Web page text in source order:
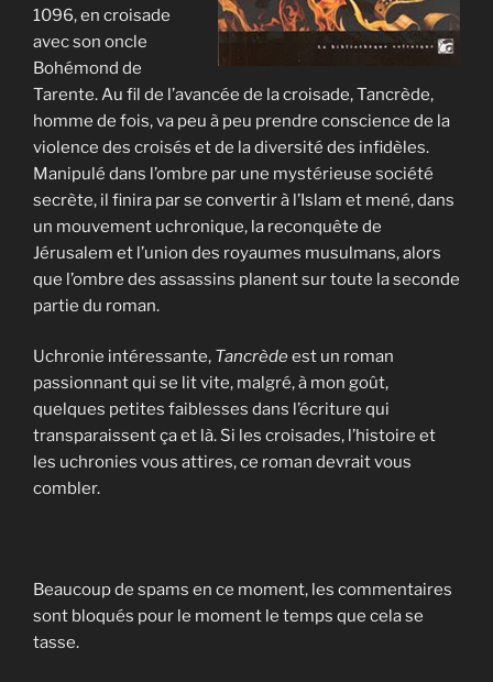
1096, en croisade
avec son oncle
Bohémond de
Tarente. Au fil de l’avancée de la croisade, Tancrède,
homme de fois, va peu à peu prendre conscience de la
violence des croisés et de la diversité des infidèles.
Manipulé dans l’ombre par une mystérieuse société
secrète, il finira par se convertir à l’Islam et mené, dans
un mouvement uchronique, la reconquête de
Jérusalem et l’union des royaumes musulmans, alors
que l’ombre des assassins planent sur toute la seconde
partie du roman.
Uchronie intéressante, Tancrèdeest un roman
passionnant qui se lit vite, malgré, à mon goût,
quelques petites faiblesses dans l’écriture qui
transparaissent ça et là. Si les croisades, l’histoire et
les uchronies vous attires, ce roman devrait vous
combler.
Beaucoup de spams en ce moment, les commentaires
sont bloqués pour le moment le temps que cela se
tasse.